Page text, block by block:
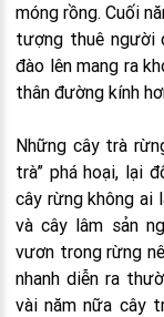
móng rồng. Cuối
tượng thuê người
đào lên mang ra
thân đường kính
Những cây trà
trà” phá hoại, lại
cây rừng không ai
và cây lâm sản
vươn trong rừng
nhanh diễn ra
vài năm nữa cây